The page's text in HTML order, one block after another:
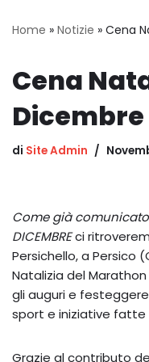
Home » Notizie » Cena
Cena
Dicembre
di Site Admin
Come già comunicato
DICEMBREci
Persichello, a Persico
Natalizia del
gli auguri e
sport e iniziative fatte
Grazie al contributo